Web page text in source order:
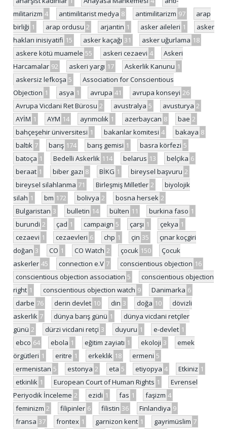
militarizm 4 antimilitarist medya 8 antimilitarizm 97
arap
birliği 1 arap ordusu 2 arjantin 1 asker aileleri 1
asker
hakları inisiyatifi 15 asker kaçağı 31 asker uğurlama 18
askere kötü muamele 55 askeri cezaevi 4
Askeri
Harcamalar 92 askeri yargı 17 Askerlik Kanunu 1
askersiz lefkoşa 5
Association for Conscientious
Objection 1 asya 1 avrupa 41 avrupa konseyi 26
Avrupa Vicdani Ret Bürosu 2 avustralya 5 avusturya 2
AYİM 1 AYM 14 ayrımcılık 1 azerbaycan 8 bae 2
bahçeşehir üniversitesi 1 bakanlar komitesi 4 bakaya 8
baltık 7 barış 174 barış gemisi 1 basra körfezi 5
batoça 1 Bedelli Askerlik 114 belarus 13 belçika 6
beraat 1 biber gazı 8 BİKG 1 bireysel başvuru 2
bireysel silahlanma 71 Birleşmiş Milletler 2
biyolojik
silah 1 bm 172 bolivya 2 bosna hersek 2
Bulgaristan 3 bulletin 14 bülten 11 burkina faso 1
burundi 2 çad 1 campaign 5 çarşı 1 çekya 1
cezaevi 1 cezaevleri 6 chp 1 çin 35
çınar koçgiri
doğan 3 CO 1 CO Watch 2 çocuk 150
Çocuk
askerler 45 connection e.V 7 conscientious objection 16
conscientious objection association 5
conscientious objection
right 1 conscientious objection watch 9 Danimarka 6
darbe 76 derin devlet 10 din 3 doğa 10
dövizli
askerlik 7 dünya barış günü 1
dünya vicdani retçiler
günü 2 dürzi vicdani retçi 3 duyuru 1 e-devlet 1
ebco 64 ebola 1 eğitim zayiatı 1 ekoloji 3
emek
örgütleri 1 eritre 1 erkeklik 18 ermeni 5
ermenistan 5 estonya 2 eta 5 etiyopya 4 Etkiniz 1
etkinlik 1 European Court of Human Rights 1
Evrensel
Periyodik İnceleme 2 ezidi 1 fas 1 faşizm 4
feminizm 2 filipinler 6 filistin 36 Finlandiya 9
fransa 37 frontex 1 garnizon kent 1 gayrimüslim 7